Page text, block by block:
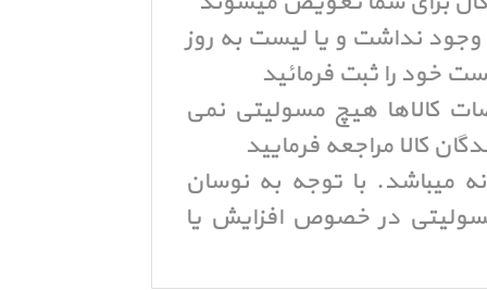
وجود نداشت و یا لیست به روز
خود را ثبت فرمائید
کالاها هیچ مسولیتی نمی
کالا مراجعه فرمایید
میباشد. با توجه به نوسان
در خصوص افزایش یا